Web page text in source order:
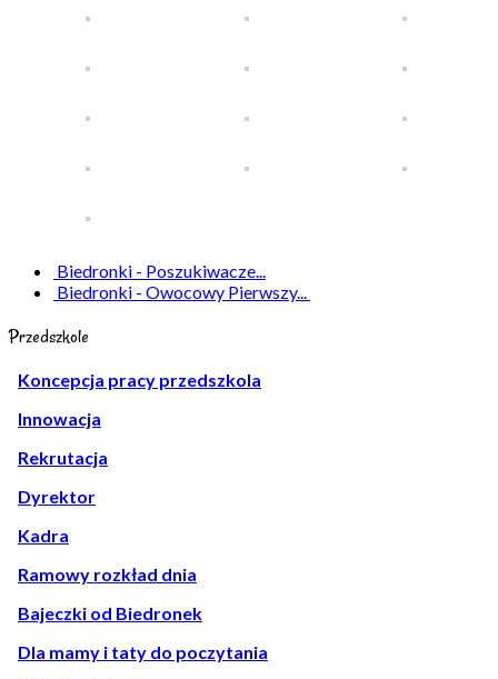
Biedronki - Poszukiwacze...
Biedronki - Owocowy Pierwszy...
Przedszkole
Koncepcja pracy przedszkola
Innowacja
Rekrutacja
Dyrektor
Kadra
Ramowy rozkład dnia
Bajeczki od Biedronek
Dla mamy i taty do poczytania